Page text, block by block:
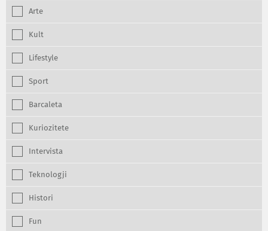
Arte
Kult
Lifestyle
Sport
Barcaleta
Kuriozitete
Intervista
Teknologji
Histori
Fun